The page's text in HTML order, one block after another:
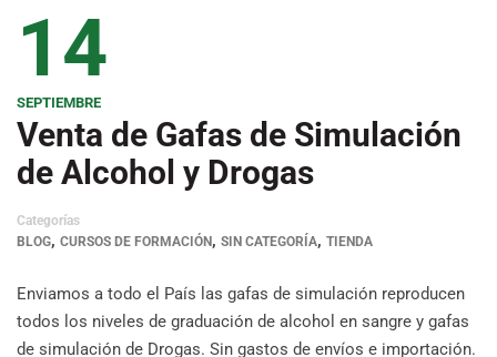
14
SEPTIEMBRE
Venta de Gafas de Simulación
de Alcohol y Drogas
Categorías
BLOG, CURSOS DE FORMACIÓN , SIN CATEGORÍA, TIENDA
Enviamos a todo el País las gafas de simulación reproducen
todos los niveles de graduación de alcohol en sangre y gafas
de simulación de Drogas. Sin gastos de envíos e importación.